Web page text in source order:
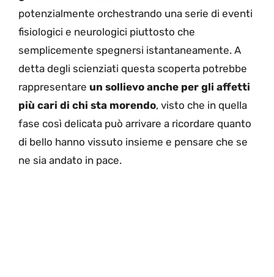
potenzialmente orchestrando una serie di eventi
fisiologici e neurologici piuttosto che
semplicemente spegnersi istantaneamente. A
detta degli scienziati questa scoperta potrebbe
rappresentare un sollievo anche per gli affetti
più cari di chi sta morendo, visto che in quella
fase così delicata può arrivare a ricordare quanto
di bello hanno vissuto insieme e pensare che se
ne sia andato in pace.